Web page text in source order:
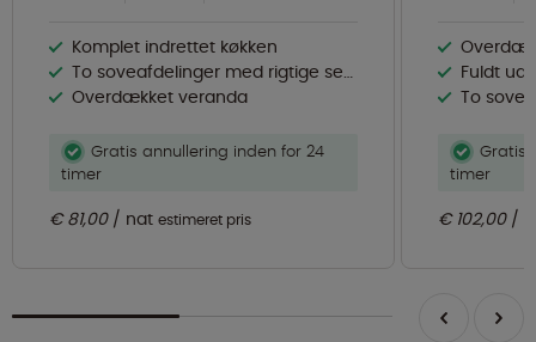
Komplet indrettet køkken
To soveafdelinger med rigtige senge
Overdækket veranda
Gratis annullering inden for 24
timer
€ 81,00 nat estimeret pris
Fuldt
To
Gratis
timer
€ 102,00